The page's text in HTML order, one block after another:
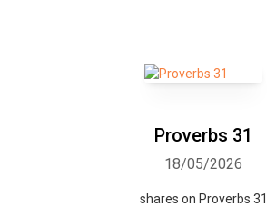
Proverbs 31
18/05/2026
shares on Proverbs 31